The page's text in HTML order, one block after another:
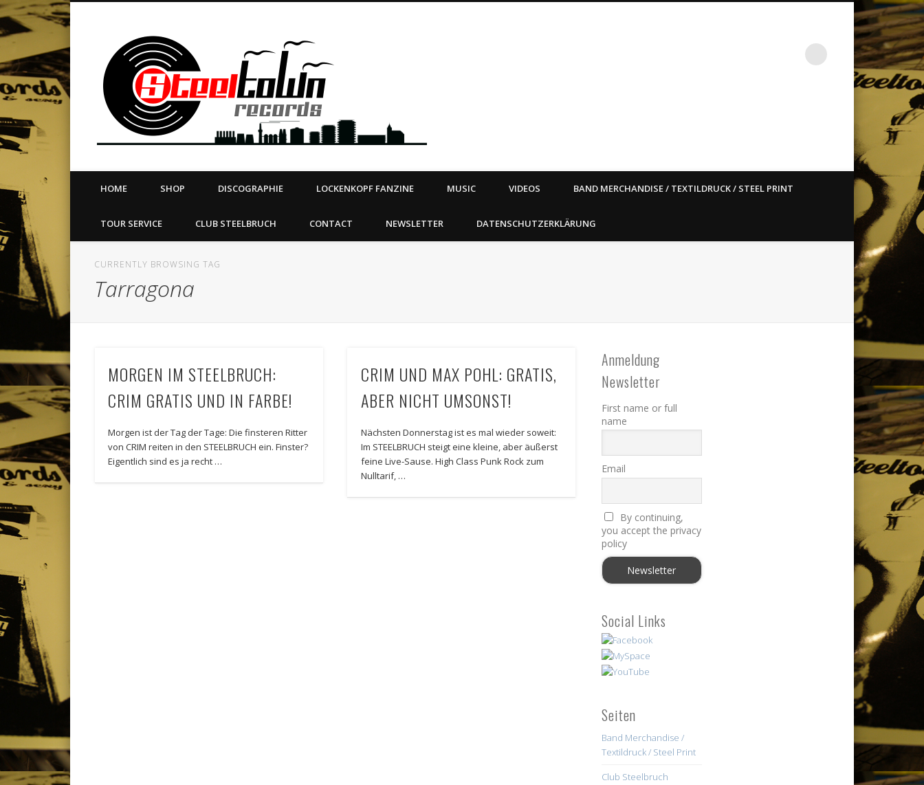
Steeltown Records – East ain`t dead so straight
LABEL | MERCH | PRINT | DIY | FANZINE | TOURSERVICE | BOOKING
VimeoDribble LinkedIn
HOME SHOP DISCOGRAPHIE LOCKENKOPF FANZINE MUSIC VIDEOS BAND MERCHANDISE / TEXTILDRUCK / STEEL PRINT
TOUR SERVICE CLUB STEELBRUCH CONTACT NEWSLETTER DATENSCHUTZERKLÄRUNG
CURRENTLY BROWSING TAG
Tarragona
MORGEN IM STEELBRUCH:
CRIM GRATIS UND IN FARBE!
Morgen ist der Tag der Tage: Die finsteren Ritter
von CRIM reiten in den STEELBRUCH ein. Finster?
Eigentlich sind es ja recht …
CRIM UND MAX POHL: GRATIS,
ABER NICHT UMSONST!
Nächsten Donnerstag ist es mal wieder soweit:
Im STEELBRUCH steigt eine kleine, aber äußerst
feine Live-Sause. High Class Punk Rock zum
Nulltarif, …
Anmeldung
Newsletter
First name or full
name
Email
By continuing,
you accept the privacy
policy
Social Links
Seiten
Band Merchandise /
Textildruck / Steel Print
Club Steelbruch